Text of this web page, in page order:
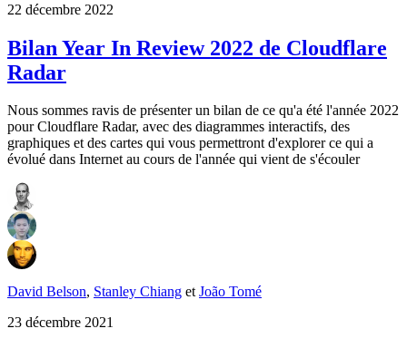
22 décembre 2022
Bilan Year In Review 2022 de Cloudflare
Radar
Nous sommes ravis de présenter un bilan de ce qu'a été l'année 2022
pour Cloudflare Radar, avec des diagrammes interactifs, des
graphiques et des cartes qui vous permettront d'explorer ce qui a
évolué dans Internet au cours de l'année qui vient de s'écouler
David Belson, Stanley Chiang etJoão Tomé
23 décembre 2021